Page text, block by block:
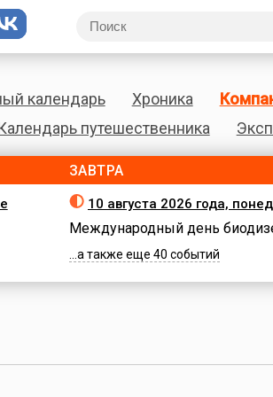
календарь Хроника
путешественника
ЗАВТРА
10 августа 2026 года,
Международный день
...а также еще 40 событий